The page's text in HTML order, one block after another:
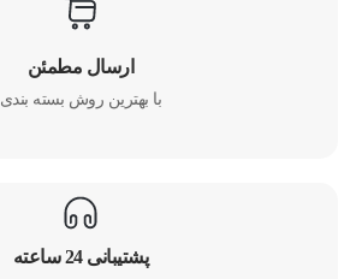
ارسال مطمئن
با بهترین روش بسته بندی​
پشتیبانی 24 ساعته